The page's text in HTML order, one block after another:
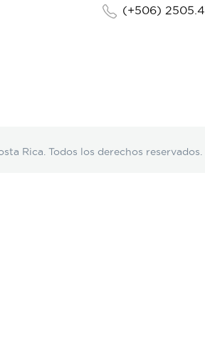
(+506)
Rica. Todos los derechos reservados.